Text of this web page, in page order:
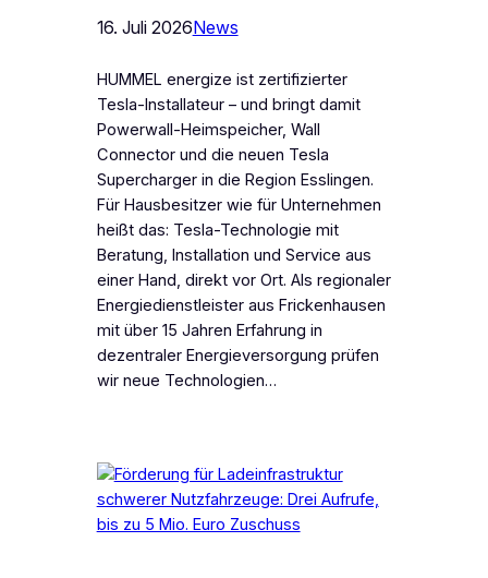
16. Juli 2026News
HUMMEL energize ist zertifizierter
Tesla-Installateur – und bringt damit
Powerwall-Heimspeicher, Wall
Connector und die neuen Tesla
Supercharger in die Region Esslingen.
Für Hausbesitzer wie für Unternehmen
heißt das: Tesla-Technologie mit
Beratung, Installation und Service aus
einer Hand, direkt vor Ort. Als regionaler
Energiedienstleister aus Frickenhausen
mit über 15 Jahren Erfahrung in
dezentraler Energieversorgung prüfen
wir neue Technologien…